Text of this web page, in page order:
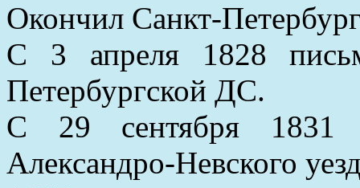
Окончил Санкт-
С 3 апреля 1828
Петербургской ДС.
С 29 сентября 1831
Александро-Невского